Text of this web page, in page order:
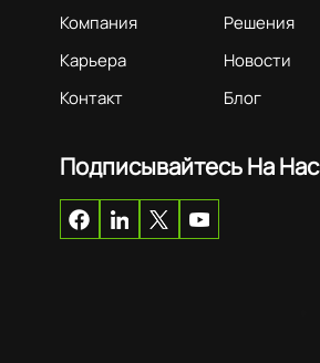
Компания
Решения
Карьера
Новости
Контакт
Блог
Подписывайтесь На Нас